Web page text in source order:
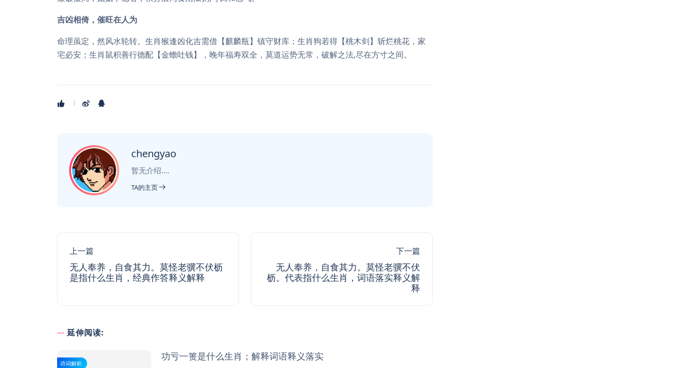
吉凶相倚，催旺在人为
命理虽定，然风水轮转。生肖猴逢凶化吉需借【麒麟瓶】镇守财库；生肖狗若得【桃木剑】斩烂桃花，家
宅必安；生肖鼠积善行德配【金蟾吐钱】，晚年福寿双全，莫道运势无常，破解之法,尽在方寸之间。
chengyao
暂无介绍....
TA的主页
上一篇
无人奉养，自食其力。莫怪老骥不伏枥
是指什么生肖，经典作答释义解释
下一篇
无人奉养，自食其力。莫怪老骥不伏
枥。代表指什么生肖，词语落实释义解
释
延伸阅读:
诗词解析
功亏一篑是什么生肖；解释词语释义落实